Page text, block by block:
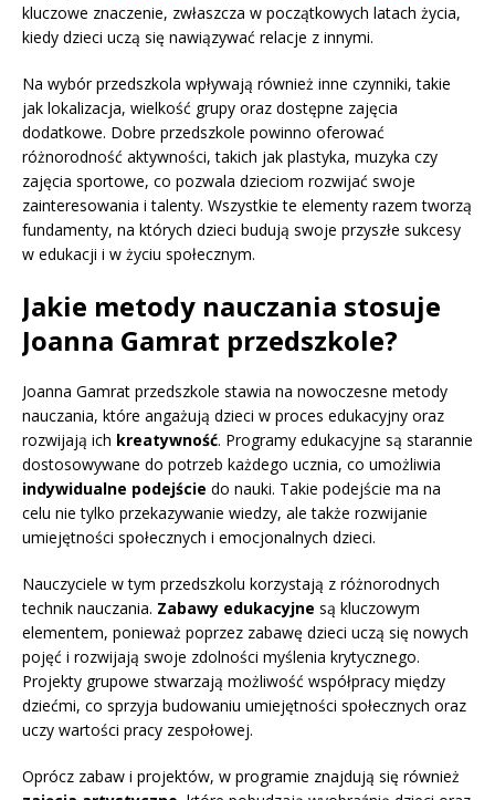
kluczowe znaczenie, zwłaszcza w początkowych latach życia,
kiedy dzieci uczą się nawiązywać relacje z innymi.
Na wybór przedszkola wpływają również inne czynniki, takie
jak lokalizacja, wielkość grupy oraz dostępne zajęcia
dodatkowe. Dobre przedszkole powinno oferować
różnorodność aktywności, takich jak plastyka, muzyka czy
zajęcia sportowe, co pozwala dzieciom rozwijać swoje
zainteresowania i talenty. Wszystkie te elementy razem tworzą
fundamenty, na których dzieci budują swoje przyszłe sukcesy
w edukacji i w życiu społecznym.
Jakie metody nauczania stosuje
Joanna Gamrat przedszkole?
Joanna Gamrat przedszkole stawia na nowoczesne metody
nauczania, które angażują dzieci w proces edukacyjny oraz
rozwijają ich kreatywność. Programy edukacyjne są starannie
dostosowywane do potrzeb każdego ucznia, co umożliwia
indywidualne podejście do nauki. Takie podejście ma na
celu nie tylko przekazywanie wiedzy, ale także rozwijanie
umiejętności społecznych i emocjonalnych dzieci.
Nauczyciele w tym przedszkolu korzystają z różnorodnych
technik nauczania. Zabawy edukacyjne są kluczowym
elementem, ponieważ poprzez zabawę dzieci uczą się nowych
pojęć i rozwijają swoje zdolności myślenia krytycznego.
Projekty grupowe stwarzają możliwość współpracy między
dziećmi, co sprzyja budowaniu umiejętności społecznych oraz
uczy wartości pracy zespołowej.
Oprócz zabaw i projektów, w programie znajdują się również